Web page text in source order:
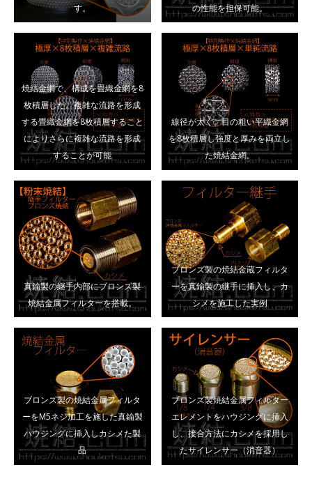
す。
の性能を担保可能。
焼結金網で、構成を畳織金網を8
枚積層した。複雑な流路を形成
する畳織金網を8枚積層すること
によりさらに複雑な流路を形成
することが可能
線径が太く、目の粗い平織金網
を8枚積層し強度と厚みを両立し
た焼結金網。
真鍮製の継手内部にブロンズ製
焼結金属フィルターを搭載。
ブロンズ製の焼結金蔵フィルタ
ーを真鍮製の継手に挿入し、カ
シメを施工した実例
ブロンズ製の焼結金属フィルタ
ーをM5ネジ加工を施した真鍮製
ハウジングに挿入しカシメた製
品
ブロンズ製焼結金属フィルター
エレメントをハウジングに挿入
し、接合方法にカシメを採用し
たサイレンサー（消音器）